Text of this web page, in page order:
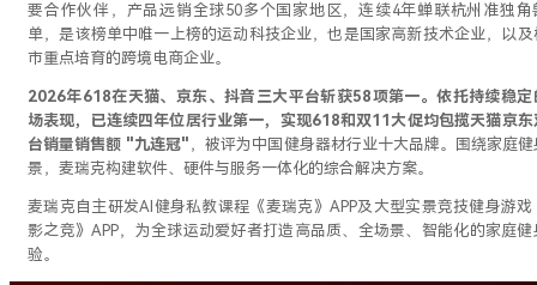
要合作伙伴，产品远销全球50多个国家地区，连续4年蝉联杭州准独角
单，是该榜单中唯一上榜的运动科技企业，也是国家高新技术企业，以及
市重点培育的跨境电商企业。
2026年618在天猫、京东、抖音三大平台斩获58项第一。依托持续稳定
场表现，已连续四年位居行业第一，实现618和双11大促均包揽天猫京东
台销量销售额 "九连冠" ，被评为中国健身器材行业十大品牌。围绕家庭健
景，麦瑞克构建软件、硬件与服务一体化的综合解决方案。
麦瑞克自主研发AI健身私教课程《麦瑞克》APP及大型实景竞技健身游戏
影之竞》APP，为全球运动爱好者打造高品质、全场景、智能化的家庭健
验。